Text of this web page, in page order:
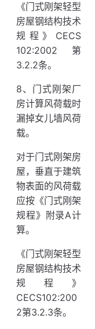
《门式刚架轻型
房屋钢结构技术
规程》CECS
102:2002第
3.2.2条。
8、门式刚架厂
房计算风荷载时
漏掉女儿墙风荷
载。
对于门式刚架房
屋，垂直于建筑
物表面的风荷载
应按《门式刚架
规程》附录A计
算。
《门式刚架轻型
房屋钢结构技术
规程》
CECS102:200
2第3.2.3条。